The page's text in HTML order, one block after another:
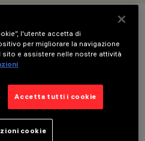
l'utente accetta di
per migliorare la navigazione
e assistere nelle nostre attività
Accetta tutti i cookie
cookie